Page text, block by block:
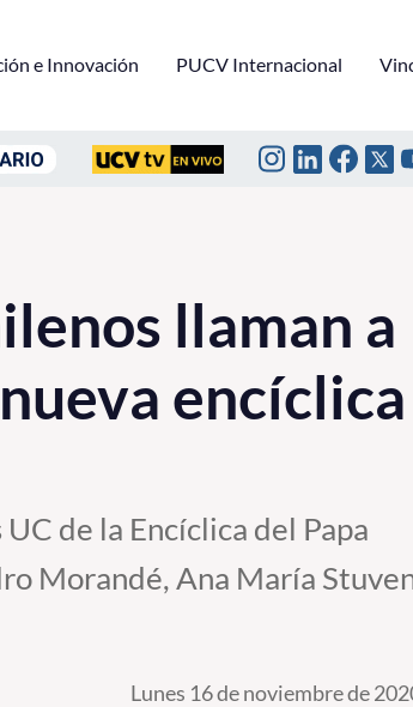
e Innovación PUCV Internacional
llaman a
encíclica
de la Encíclica del Papa
Morandé, Ana María
Lunes 16 de noviembre de